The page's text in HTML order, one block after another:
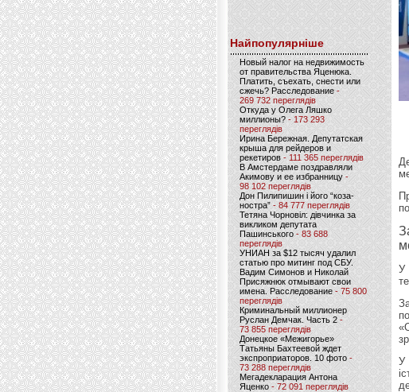
Найпопулярніше
Новый налог на недвижимость
от правительства Яценюка.
Платить, съехать, снести или
сжечь? Расследование-
269 732 переглядів
Откуда у Олега Ляшко
миллионы? - 173 293
переглядів
Ирина Бережная. Депутатская
крыша для рейдеров и
рекетиров - 111 365 переглядів
В Амстердаме поздравляли
Акимову и ее избранницу -
98 102 переглядів
Дон Пилипишин і його “коза-
ностра” - 84 777 переглядів
Тетяна Чорновіл: дівчинка за
викликом депутата
Пашинського- 83 688
переглядів
УНИАН за $12 тысяч удалил
статью про митинг под СБУ.
Вадим Симонов и Николай
Присяжнюк отмывают свои
имена. Расследование - 75 800
переглядів
Криминальный миллионер
Руслан Демчак. Часть 2-
73 855 переглядів
Донецкое «Межигорье»
Татьяны Бахтеевой ждет
экспроприаторов. 10 фото -
73 288 переглядів
Мегадекларация Антона
Яценко - 72 091 переглядів
У
У